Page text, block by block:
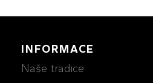
INFORMACE
Naše tradice